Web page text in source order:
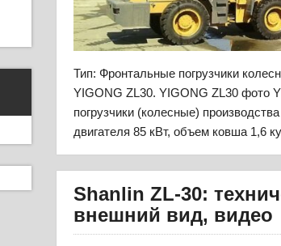
Тип: Фронтальные погрузчики
YIGONG ZL30. YIGONG ZL30 фото
погрузчики (колесные)
двигателя 85 кВт, объем ковша 1,6
Shanlin ZL-30:
внешний вид, видео